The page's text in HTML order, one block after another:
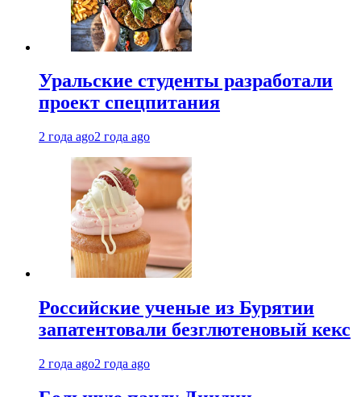
Уральские студенты разработали
проект спецпитания
2 года ago2 года ago
Российские ученые из Бурятии
запатентовали безглютеновый кекс
2 года ago2 года ago